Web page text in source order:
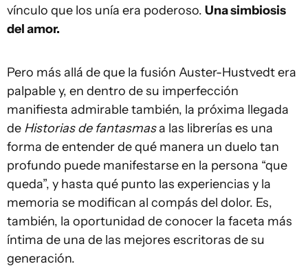
vínculo que los unía era poderoso. Una simbiosis
del amor.
Pero más allá de que la fusión Auster-Hustvedt era
palpable y, en dentro de su imperfección
manifiesta admirable también, la próxima llegada
de Historias de fantasmasa las librerías es una
forma de entender de qué manera un duelo tan
profundo puede manifestarse en la persona “que
queda”, y hasta qué punto las experiencias y la
memoria se modifican al compás del dolor. Es,
también, la oportunidad de conocer la faceta más
íntima de una de las mejores escritoras de su
generación.